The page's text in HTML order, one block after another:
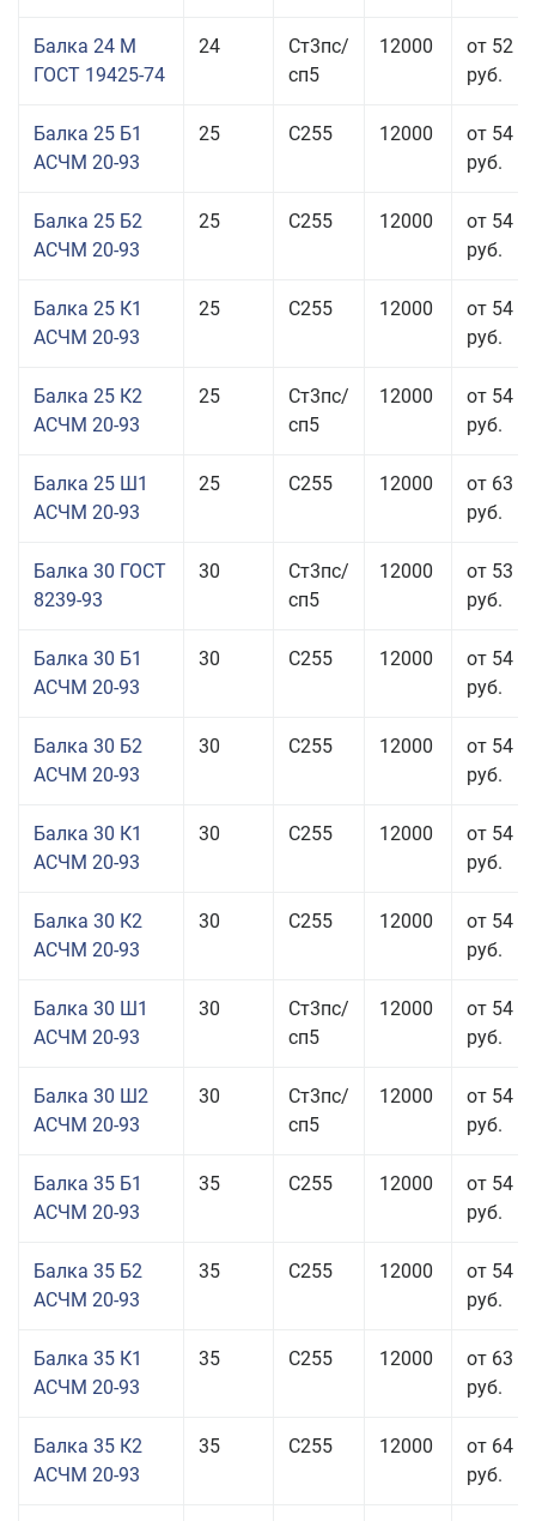
Балка 24 М
ГОСТ 19425-74
24
Ст3пс/
сп5
12000
от 52
руб.
Балка 25 Б1
АСЧМ 20-93
25 С255 12000
от 54
руб.
Балка 25 Б2
АСЧМ 20-93
25 С255 12000
от 54
руб.
Балка 25 К1
АСЧМ 20-93
25 С255 12000
от 54
руб.
Балка 25 К2
АСЧМ 20-93
25
Ст3пс/
сп5
12000
от 54
руб.
Балка 25 Ш1
АСЧМ 20-93
25 С255 12000
от 63
руб.
Балка 30 ГОСТ
8239-93
30
Ст3пс/
сп5
12000
от 53
руб.
Балка 30 Б1
АСЧМ 20-93
30 С255 12000
от 54
руб.
Балка 30 Б2
АСЧМ 20-93
30 С255 12000
от 54
руб.
Балка 30 К1
АСЧМ 20-93
30 С255 12000
от 54
руб.
Балка 30 К2
АСЧМ 20-93
30 С255 12000
от 54
руб.
Балка 30 Ш1
АСЧМ 20-93
30
Ст3пс/
сп5
12000
от 54
руб.
Балка 30 Ш2
АСЧМ 20-93
30
Ст3пс/
сп5
12000
от 54
руб.
Балка 35 Б1
АСЧМ 20-93
35 С255 12000
от 54
руб.
Балка 35 Б2
АСЧМ 20-93
35 С255 12000
от 54
руб.
Балка 35 К1
АСЧМ 20-93
35 С255 12000
от 63
руб.
Балка 35 К2
АСЧМ 20-93
35 С255 12000
от 64
руб.